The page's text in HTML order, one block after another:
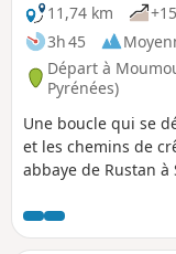
11,74 km
3h 45
Départ à
Pyrénées)
Une boucle qui se
et les chemins de
abbaye de Rustan à
pyrénéenne.